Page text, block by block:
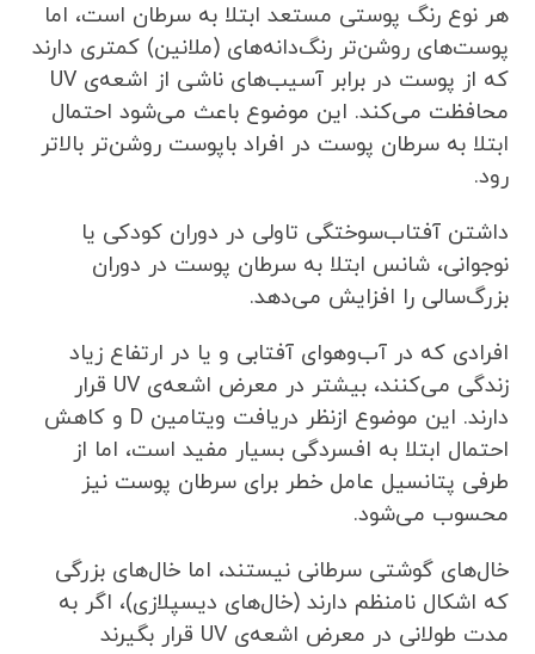
هر نوع رنگ پوستی مستعد ابتلا به سرطان است، اما
پوست‌های روشن‌تر رنگ‌دانه‌های (ملانین) کمتری دارند
که از پوست در برابر آسیب‌های ناشی از اشعه‌ی UV
محافظت می‌کند. این موضوع باعث می‌شود احتمال
ابتلا به سرطان پوست در افراد باپوست روشن‌تر بالاتر
رود.
داشتن آفتاب‌سوختگی تاولی در دوران کودکی یا
نوجوانی، شانس ابتلا به سرطان پوست در دوران
بزرگ‌سالی را افزایش می‌دهد.
افرادی که در آب‌وهوای آفتابی و یا در ارتفاع زیاد
زندگی می‌کنند، بیشتر در معرض اشعه‌ی UV قرار
دارند. این موضوع ازنظر دریافت ویتامین D و کاهش
احتمال ابتلا به افسردگی بسیار مفید است، اما از
طرفی پتانسیل عامل خطر برای سرطان پوست نیز
محسوب می‌شود.
خال‌های گوشتی سرطانی نیستند، اما خال‌های بزرگی
که اشکال نامنظم دارند (خال‌های دیسپلازی)، اگر به
مدت طولانی در معرض اشعه‌ی UV قرار بگیرند